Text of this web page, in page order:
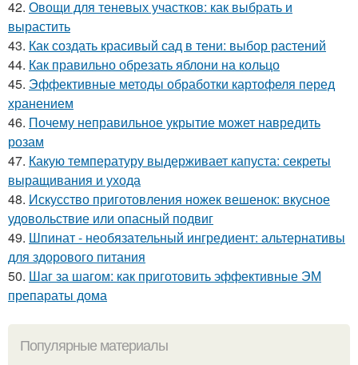
42. Овощи для теневых участков: как выбрать и
вырастить
43. Как создать красивый сад в тени: выбор растений
44. Как правильно обрезать яблони на кольцо
45. Эффективные методы обработки картофеля перед
хранением
46. Почему неправильное укрытие может навредить
розам
47. Какую температуру выдерживает капуста: секреты
выращивания и ухода
48. Искусство приготовления ножек вешенок: вкусное
удовольствие или опасный подвиг
49. Шпинат - необязательный ингредиент: альтернативы
для здорового питания
50. Шаг за шагом: как приготовить эффективные ЭМ
препараты дома
Популярные материалы